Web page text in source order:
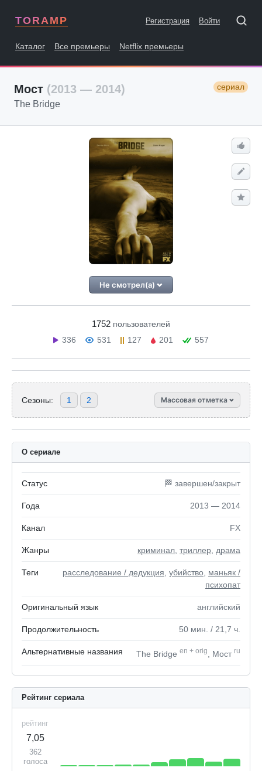
TORAMP Регистрация Войти
Каталог Все премьеры Netflix премьеры
Мост (2013 — 2014) сериал
The Bridge
Не смотрел(а)
1752 пользователей
336
531 127 201 557
Сезоны: 1 2 Массовая отметка
О сериале
Статус 🏁 завершен/закрыт
Года 2013 — 2014
Канал FX
Жанры криминал триллер драма
Теги расследование / дедукция убийство маньяк /
психопат
Оригинальный язык английский
Продолжительность 50 мин. / 21,7 ч.
Альтернативные названия The Bridge en + orig , Мост ru
Рейтинг сериала
рейтинг
7,05
362
голоса